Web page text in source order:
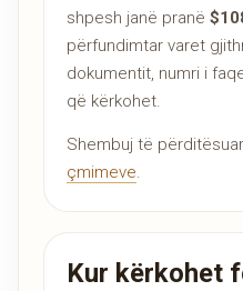
shpesh janë pranë
përfundimtar varet
dokumentit, numri i
që kërkohet.
Shembuj të
çmimeve.
Kur kërkohet